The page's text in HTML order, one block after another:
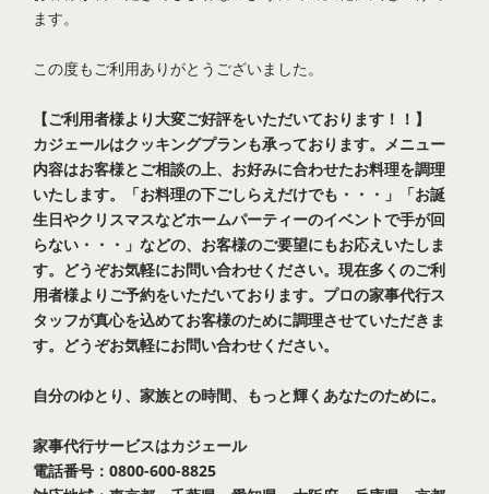
ます。
この度もご利用ありがとうございました。
【ご利用者様より大変ご好評をいただいております！！】
カジェールはクッキングプランも承っております。メニュー
内容はお客様とご相談の上、お好みに合わせたお料理を調理
いたします。「お料理の下ごしらえだけでも・・・」「お誕
生日やクリスマスなどホームパーティーのイベントで手が回
らない・・・」などの、お客様のご要望にもお応えいたしま
す。どうぞお気軽にお問い合わせください。現在多くのご利
用者様よりご予約をいただいております。プロの家事代行ス
タッフが真心を込めてお客様のために調理させていただきま
す。どうぞお気軽にお問い合わせください。
自分のゆとり、家族との時間、もっと輝くあなたのために。
家事代行サービスはカジェール
電話番号：0800-600-8825